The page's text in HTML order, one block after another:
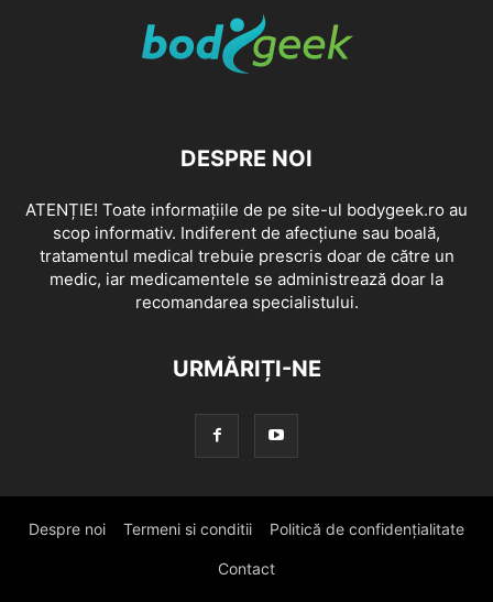
DESPRE NOI
ATENȚIE! Toate informațiile de pe site-ul bodygeek.ro au
scop informativ. Indiferent de afecțiune sau boală,
tratamentul medical trebuie prescris doar de către un
medic, iar medicamentele se administrează doar la
recomandarea specialistului.
URMĂRIȚI-NE
Despre noi Termeni si conditii Politică de confidențialitate
Contact